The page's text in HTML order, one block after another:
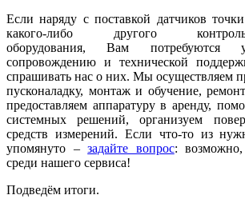
Если наряду с поставкой датчиков
какого-либо другого контрольно-
оборудования, Вам
сопровождению и технической
спрашивать нас о них. Мы осуществляем
пусконаладку, монтаж и обучение,
предоставляем аппаратуру в аренду,
системных решений, организуем
средств измерений. Если что-то из
упомянуто –задайте вопрос: возможно,
среди нашего сервиса!
Подведём итоги.